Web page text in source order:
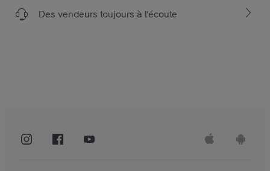
Des vendeurs toujours à l’écoute